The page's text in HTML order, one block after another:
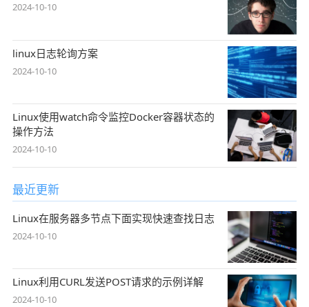
2024-10-10
linux日志轮询方案
2024-10-10
Linux使用watch命令监控Docker容器状态的
操作方法
2024-10-10
最近更新
Linux在服务器多节点下面实现快速查找日志
2024-10-10
Linux利用CURL发送POST请求的示例详解
2024-10-10